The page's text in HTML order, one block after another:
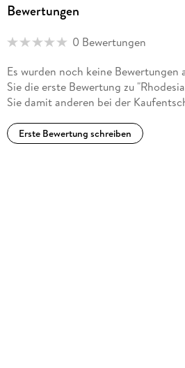
Bewertungen
0 Bewertungen
Es wurden noch keine Bewertungen
Sie die erste Bewertung zu
Sie damit anderen bei der
Erste Bewertung schreiben